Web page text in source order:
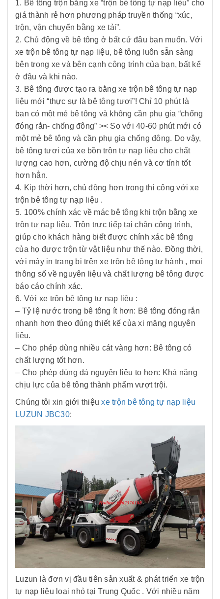
1. Bê tông trộn bằng xe “trộn bê tông tự nạp liệu” cho
giá thành rẻ hơn phương pháp truyền thống “xúc,
trộn, vận chuyển bằng xe tải”.
2. Chủ động về bê tông ở bất cứ đâu bạn muốn. Với
xe trộn bê tông tự nạp liệu, bê tông luôn sẵn sàng
bên trong xe và bên cạnh công trình của bạn, bất kể
ở đâu và khi nào.
3. Bê tông được tạo ra bằng xe trộn bê tông tự nạp
liệu mới “thực sự là bê tông tươi”! Chỉ 10 phút là
bạn có một mẻ bê tông và không cần phụ gia “chống
đóng rắn- chống đông” >< So với 40-60 phút mới có
một mẻ bê tông và cần phụ gia chống đông. Do vậy,
bê tông tươi của xe bồn trộn tự nạp liệu cho chất
lượng cao hơn, cường độ chịu nén và cơ tính tốt
hơn hẳn.
4. Kịp thời hơn, chủ động hơn trong thi công với xe
trộn bê tông tự nạp liệu .
5. 100% chính xác về mác bê tông khi trộn bằng xe
trộn tự nạp liệu. Trộn trực tiếp tại chân công trình,
giúp cho khách hàng biết được chính xác bê tông
của họ được trộn từ vật liệu như thế nào. Đồng thời,
với máy in trang bị trên xe trộn bê tông tự hành , mọi
thông số về nguyên liệu và chất lượng bê tông được
báo cáo chính xác.
6. Với xe trộn bê tông tự nạp liệu :
– Tỷ lệ nước trong bê tông ít hơn: Bê tông đóng rắn
nhanh hơn theo đúng thiết kế của xi măng nguyên
liệu.
– Cho phép dùng nhiều cát vàng hơn: Bê tông có
chất lượng tốt hơn.
– Cho phép dùng đá nguyên liệu to hơn: Khả năng
chịu lực của bê tông thành phẩm vượt trội.
Chúng tôi xin giới thiệuxe trộn bê tông tự nạp liệu
LUZUN JBC30:
Luzun là đơn vị đầu tiên sản xuất & phát triển xe trộn
tự nạp liệu loại nhỏ tại Trung Quốc . Với nhiều năm